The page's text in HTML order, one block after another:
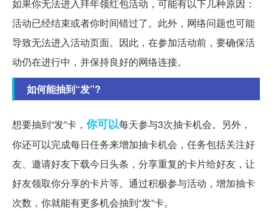
如果你无法进入拜年领红包活动，可能有以下几种原因：
活动已经结束或者你时间错过了。此外，网络问题也可能
导致无法进入活动页面。因此，在参加活动前，要确保活
动仍在进行中，并保持良好的网络连接。
如何能抽到“发”?
想要抽到“发”卡，你可以每天参与3次抽卡机会。另外，
你还可以完成每日任务来增加抽卡机会，任务包括关注好
友、邀请好友下载今日头条，分享重复的卡片给好友，让
好友领取你分享的卡片等。通过积极参与活动，增加抽卡
次数，你就能有更多机会抽到“发”卡。